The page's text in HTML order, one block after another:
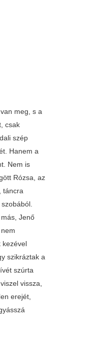
meg, s a
csak
szép
Hanem a
Nem is
Rózsa, az
táncra
Jenő
kezével
szikráztak a
szúrta
vissza,
erejét,